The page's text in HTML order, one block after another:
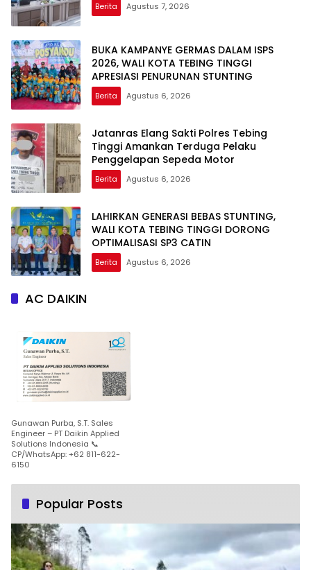
Berita Agustus 7, 2026
BUKA KAMPANYE GERMAS DALAM ISPS
2026, WALI KOTA TEBING TINGGI
APRESIASI PENURUNAN STUNTING
Berita Agustus 6, 2026
Jatanras Elang Sakti Polres Tebing
Tinggi Amankan Terduga Pelaku
Penggelapan Sepeda Motor
Berita Agustus 6, 2026
LAHIRKAN GENERASI BEBAS STUNTING,
WALI KOTA TEBING TINGGI DORONG
OPTIMALISASI SP3 CATIN
Berita Agustus 6, 2026
AC DAIKIN
Gunawan Purba, S.T. Sales
Engineer – PT Daikin Applied
Solutions Indonesia 📞
CP/WhatsApp: +62 811-622-
6150
Popular Posts